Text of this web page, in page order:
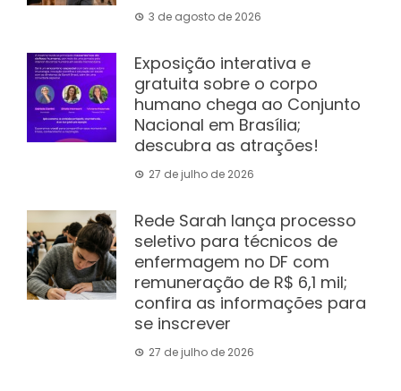
3 de agosto de 2026
Exposição interativa e
gratuita sobre o corpo
humano chega ao Conjunto
Nacional em Brasília;
descubra as atrações!
27 de julho de 2026
Rede Sarah lança processo
seletivo para técnicos de
enfermagem no DF com
remuneração de R$ 6,1 mil;
confira as informações para
se inscrever
27 de julho de 2026